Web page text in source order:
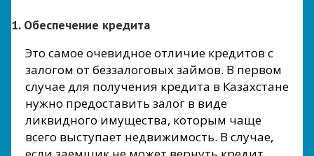
1. Обеспечение кредита
Это самое очевидное отличие кредитов с
залогом от беззалоговых займов. В первом
случае для получения кредита в Казахстане
нужно предоставить залог в виде
ликвидного имущества, которым чаще
всего выступает недвижимость. В случае,